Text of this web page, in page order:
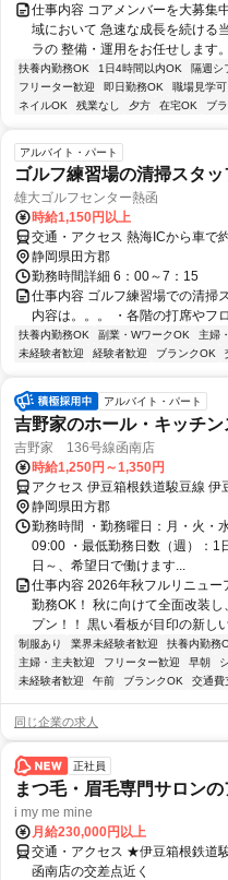
仕事内容 コアメンバーを大募集
域において 急速な成長を続ける
ラの 整備・運用をお任せします
扶養内勤務OK 1日4時間以内OK 隔週シ
フリーター歓迎
即日勤務OK 職場見学可
ネイルOK
残業なし 夕方 在宅OK ブ
アルバイト・パート
ゴルフ練習場の清掃スタッ
雄大ゴルフセンター熱函
時給1,150円以上
交通・アクセス 熱海ICから車で
静岡県田方郡
勤務時間詳細 6：00～7：15
仕事内容 ゴルフ練習場での清掃
内容は。。。 ・各階の打席やフ
扶養内勤務OK 副業・WワークOK 主婦
未経験者歓迎
経験者歓迎 ブランクOK
アルバイト・パート
吉野家のホール・キッチン
吉野家 136号線函南店
時給1,250円～1,350円
アクセス 伊豆箱根鉄道駿豆線 伊
静岡県田方郡
勤務時間 ・勤務曜日：月・火・
09:00 ・最低勤務日数（週）：1
日～、希望日で働けます...
仕事内容 2026年秋フルリニュー
勤務OK！ 秋に向けて全面改装
プン！！ 黒い看板が目印の新し
制服あり 業界未経験者歓迎 扶養内勤務
主婦・主夫歓迎
フリーター歓迎 早朝
未経験者歓迎
午前 ブランクOK 交通費
同じ企業の求人
正社員
まつ毛・眉毛専門サロンの
i my me mine
月給230,000円以上
交通・アクセス ★伊豆箱根鉄道
函南店の交差点近く